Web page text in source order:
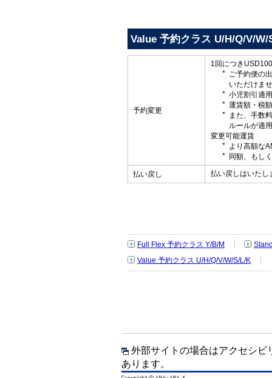
Value 予約クラス U/H/Q/V/W/
予約変更
1回につき
ご予約便の
いただけま
小児割引適
運賃額・税
また、手数
ルールが適
変更可能運賃
より高額な
同額、もし
払い戻し 払い戻しはいたし
Full Flex 予約クラス Y/B/M
Value 予約クラス U/H/Q/V/W/S/L/K
外部サイトの場合はアクセシ
あります。